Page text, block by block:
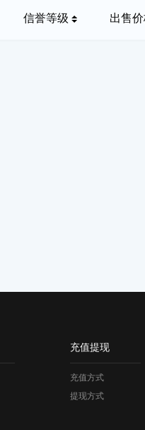
信誉等级 出售
充值提现
充值方式
提现方式